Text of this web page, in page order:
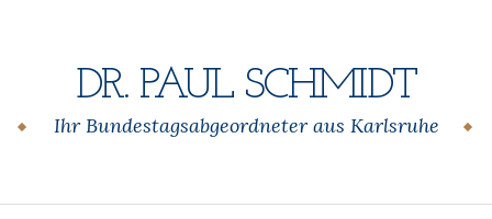
DR. PAUL SCHMIDT
Ihr Bundestagsabgeordneter aus Karlsruhe